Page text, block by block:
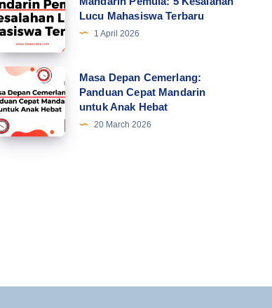
Lucu
Lucu Mahasiswa Terbaru
1 April 2026
Masa
Masa Depan Cemerlang:
Panduan Cepat Mandarin
untuk Anak Hebat
20 March 2026